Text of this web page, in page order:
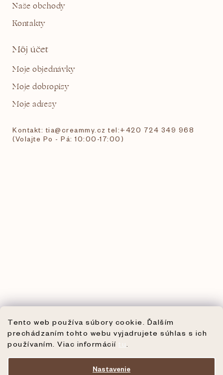
Tento web používa súbory cookie. Ďalším
prechádzaním tohto webu vyjadrujete súhlas s ich
používaním. Viac informácií
Nastavenie
Naše obchody
Kontakty
Môj účet
Moje objednávky
Moje dobropisy
Moje adresy
Kontakt: tia@creammy.cz tel:+420 724 349 968
(Volajte Po - Pá: 10:00-17:00)